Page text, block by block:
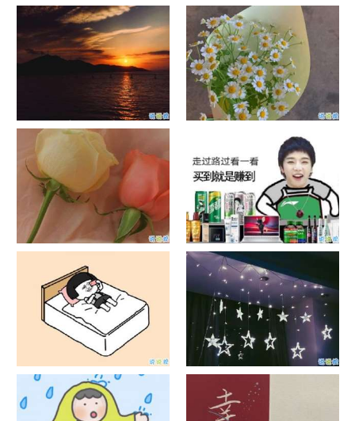
单目摄像头与双目摄像头
晚安励志语录带图片 晚安心语
励志鸡汤
日出文案温柔句子 看日出的微
信说说配图
晒风景照的唯美说说配图 适合
发风景的朋友圈文案
官宣恋爱的说说配图 官宣句子
抖音摆地摊文案 摆地摊的搞笑
说说带图片
谐音梗土味情话大全带图片 油
腻搞笑的土味情话
很酷的霸气句子带图片 最新霸
气说说高冷范